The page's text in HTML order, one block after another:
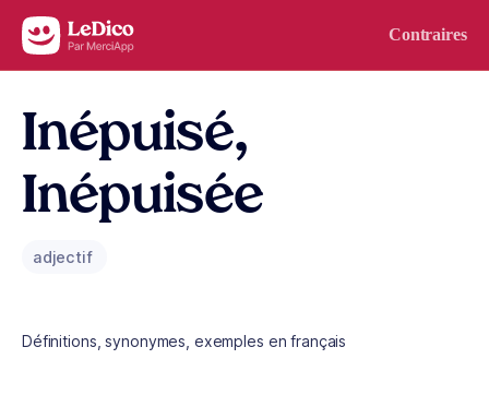
Aller au contenu Contraires
Inépuisé,
Inépuisée
adjectif
Définitions, synonymes, exemples en français